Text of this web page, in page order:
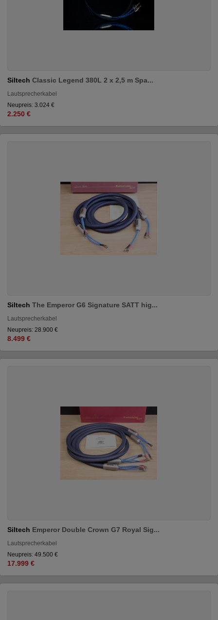
Siltech Classic Legend 380L 2 x 2,5 m Spa...
Lautsprecherkabel
Neupreis: 3.024 €
2.250 €
Siltech The Emperor G6 Signature SATT hig...
Lautsprecherkabel
Neupreis: 28.900 €
8.499 €
Siltech Emperor Double Crown G7 Royal Sig...
Lautsprecherkabel
Neupreis: 49.500 €
17.999 €